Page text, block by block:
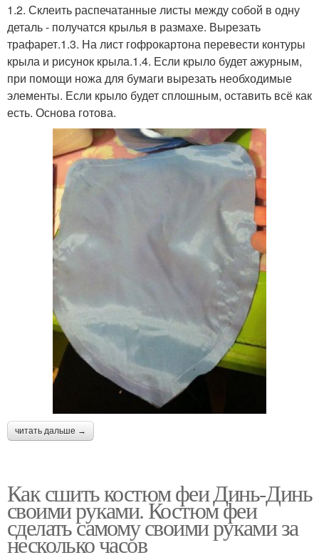
1.2. Склеить распечатанные листы между собой в одну
деталь - получатся крылья в размахе. Вырезать
трафарет.1.3. На лист гофрокартона перевести контуры
крыла и рисунок крыла.1.4. Если крыло будет ажурным,
при помощи ножа для бумаги вырезать необходимые
элементы. Если крыло будет сплошным, оставить всё как
есть. Основа готова.
читать дальше →
Как сшить костюм феи Динь-Динь
своими руками. Костюм феи
сделать самому своими руками за
несколько часов